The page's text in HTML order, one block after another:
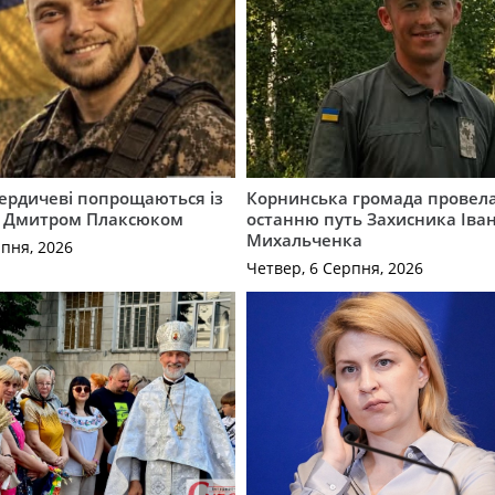
попрощаються із
Дмитром Плаксюком
2026
Корнинська громада
останню путь Захисника
Михальченка
Четвер, 6 Серпня, 2026